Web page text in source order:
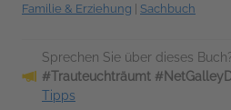
Familie & Erziehung Sachbuch
Sprechen Sie über dieses
#Trauteuchträumt
Tipps